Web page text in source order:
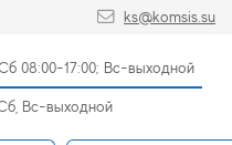
ks@komsis.su
08:00-17:00; Вс-выходной
Вс-выходной